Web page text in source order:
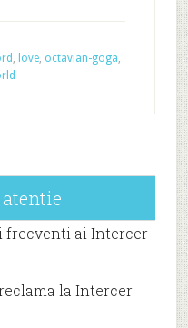
, love, octavian-goga,
frecventi ai Intercer
la Intercer